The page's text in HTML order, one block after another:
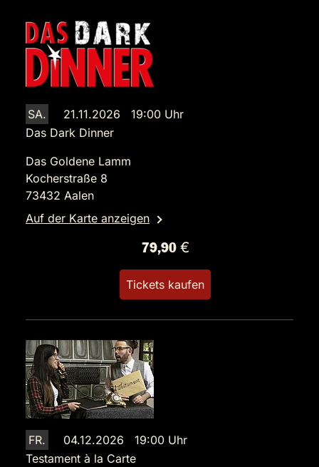
SA.
21.11.2026 19:00 Uhr
Das Dark Dinner
Das Goldene Lamm
Kocherstraße 8
73432 Aalen
Auf der Karte anzeigen
79,90 €
Tickets kaufen
FR.
04.12.2026 19:00 Uhr
Testament à la Carte